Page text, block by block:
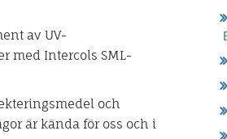
av UV-
med Intercols SML-
och
är kända för oss och i